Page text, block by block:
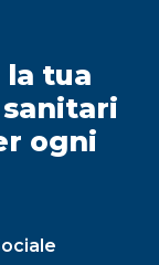
tua
ogni